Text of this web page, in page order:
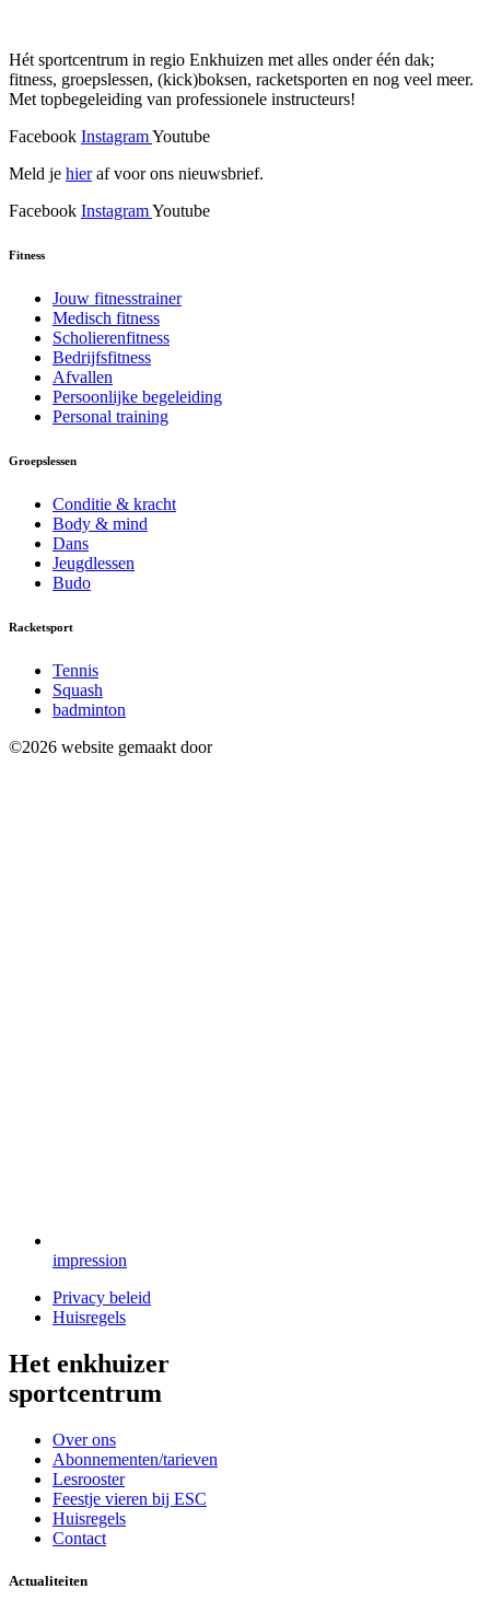
Hét sportcentrum in regio Enkhuizen met alles onder één dak;
fitness, groepslessen, (kick)boksen, racketsporten en nog veel meer.
Met topbegeleiding van professionele instructeurs!
Facebook InstagramYoutube
Meld je hieraf voor ons nieuwsbrief.
Facebook InstagramYoutube
Fitness
Jouw fitnesstrainer
Medisch fitness
Scholierenfitness
Bedrijfsfitness
Afvallen
Persoonlijke begeleiding
Personal training
Groepslessen
Conditie & kracht
Body & mind
Dans
Jeugdlessen
Budo
Racketsport
Tennis
Squash
badminton
©2026 website gemaakt door
impression
Privacy beleid
Huisregels
Het enkhuizer
sportcentrum
Over ons
Abonnementen/tarieven
Lesrooster
Feestje vieren bij ESC
Huisregels
Contact
Actualiteiten